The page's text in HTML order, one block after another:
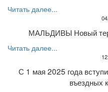
Читать далее...
МАЛЬДИВЫ Новый
Читать далее...
С 1 мая 2025 года
въездных